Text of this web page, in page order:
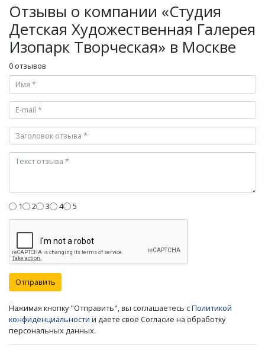
Отзывы о компании «Студия
Детская Художественная Галерея
Изопарк Творческая» в Москве
0 отзывов
1 2 3 4 5
Отправить
Нажимая кнопку "Отправить", вы соглашаетесь сПолитикой
конфиденциальности и даете свое Согласие на обработку
персональных данных.